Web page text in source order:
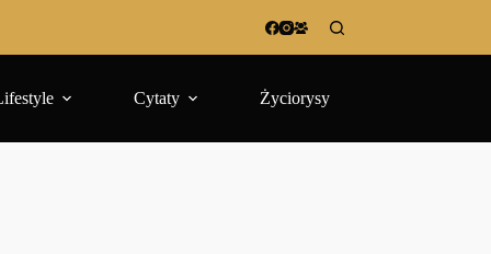
Cytaty Życiorysy